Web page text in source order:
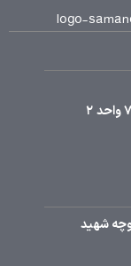
الغدیر جنوبی، کوچه غدیر 4 (کوچه شهید